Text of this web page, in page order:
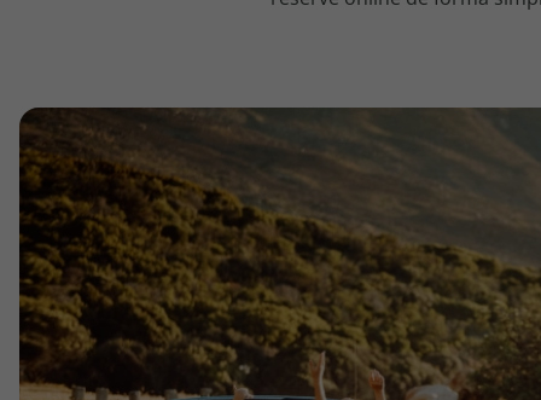
topatlantico@topatlantico.com